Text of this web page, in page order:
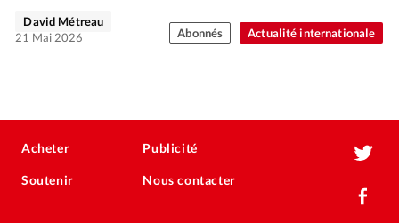
Actualité internationale
David Métreau
21 Mai 2026
Abonnés
Acheter
Soutenir
Publicité
Nous contacter